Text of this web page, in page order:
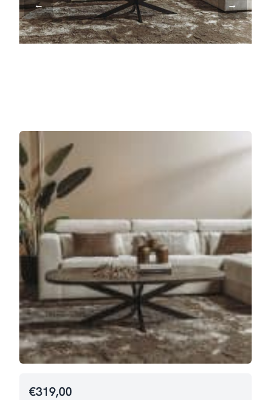
€319,00